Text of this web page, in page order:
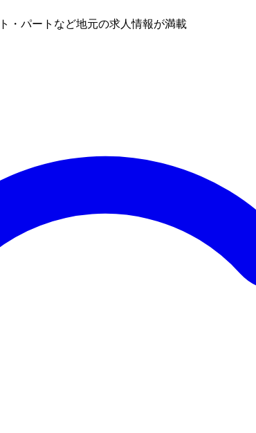
・パートなど地元の求人情報が満載